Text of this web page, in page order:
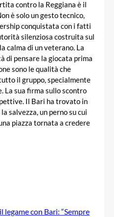
contro la Reggiana è il
è solo un gesto tecnico,
conquistata con i fatti
silenziosa costruita sul
calma di un veterano. La
di pensare la giocata prima
sono le qualità che
il gruppo, specialmente
La sua firma sullo scontro
Il Bari ha trovato in
salvezza, un perno su cui
piazza tornata a credere
legame con Bari: “Sempre